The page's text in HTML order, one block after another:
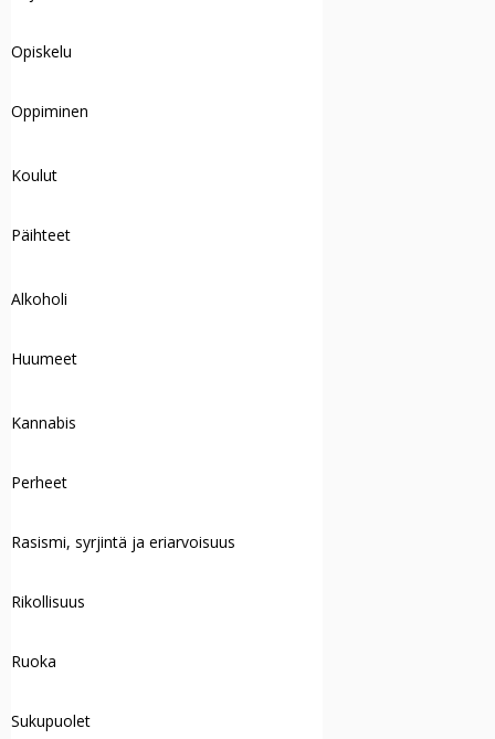
Opiskelu
Oppiminen
Koulut
Päihteet
Alkoholi
Huumeet
Kannabis
Perheet
Rasismi, syrjintä ja eriarvoisuus
Rikollisuus
Ruoka
Sukupuolet